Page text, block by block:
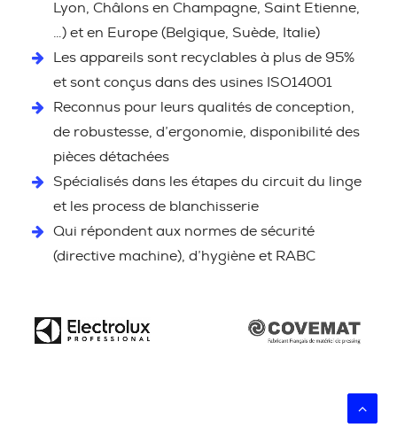
Lyon, Châlons en Champagne, Saint Etienne,
…) et en Europe (Belgique, Suède, Italie)
Les appareils sont recyclables à plus de 95%
et sont conçus dans des usines ISO14001
Reconnus pour leurs qualités de conception,
de robustesse, d’ergonomie, disponibilité des
pièces détachées
Spécialisés dans les étapes du circuit du linge
et les process de blanchisserie
Qui répondent aux normes de sécurité
(directive machine), d’hygiène et RABC